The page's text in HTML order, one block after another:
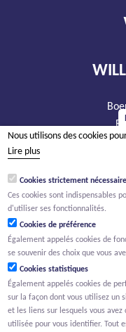
RPM
Nous utilisons des cookies
Lire plus
Cookies strictement
Ces cookies sont indispensables
d'utiliser ses fonctionnalités.
Cookies de préférence
Également appelés cookies de
se souvenir des choix que vous
Cookies statistiques
Également appelés cookies de
sur la façon dont vous utilisez un
et les liens sur lesquels vous
utilisée pour vous identifier. Tout